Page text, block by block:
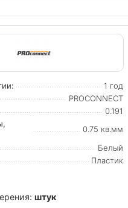
1 год
PROCONNECT
0.191
0.75 кв.мм
Белый
Пластик
штук